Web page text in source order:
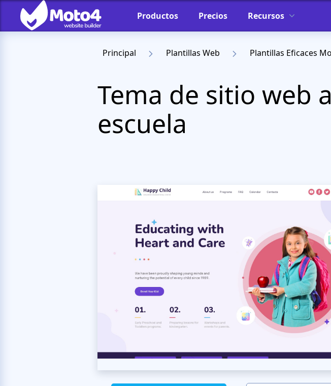
Productos Precios Recursos
Principal Plantillas Web Plantillas Eficaces
Tema de sitio web
escuela